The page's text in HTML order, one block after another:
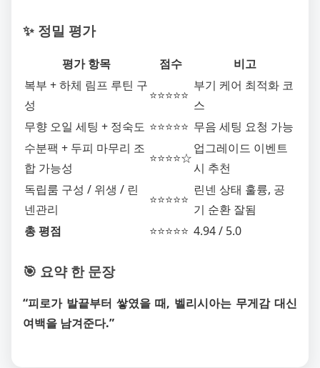
✨ 정밀 평가
평가 항목 점수
비고
복부 + 하체 림프 루틴 구
성
⭐⭐⭐⭐⭐
부기 케어 최적화 코
스
무향 오일 세팅 + 정숙도 ⭐⭐⭐⭐⭐ 무음 세팅 요청 가능
수분팩 + 두피 마무리 조
합 가능성
⭐⭐⭐⭐☆
업그레이드 이벤트
시 추천
독립룸 구성 / 위생 / 린
넨관리
⭐⭐⭐⭐⭐
린넨 상태 훌륭, 공
기 순환 잘됨
총 평점
⭐⭐⭐⭐⭐ 4.94 / 5.0
🎯 요약 한 문장
“피로가 발끝부터 쌓였을 때, 벨리시아는 무게감 대신
여백을 남겨준다.”